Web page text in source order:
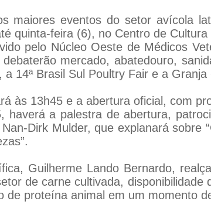
maiores eventos do setor avícola
quinta-feira (6), no Centro de
pelo Núcleo Oeste de Médicos
mercado, abatedouro,
14ª Brasil Sul Poultry Fair e a Granja
às 13h45 e a abertura oficial, com
haverá a palestra de abertura,
Dirk Mulder, que explanará sobre
Guilherme Lando Bernardo,
de carne cultivada,
de proteína animal em um momento